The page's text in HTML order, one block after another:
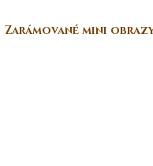
Zarámované mini